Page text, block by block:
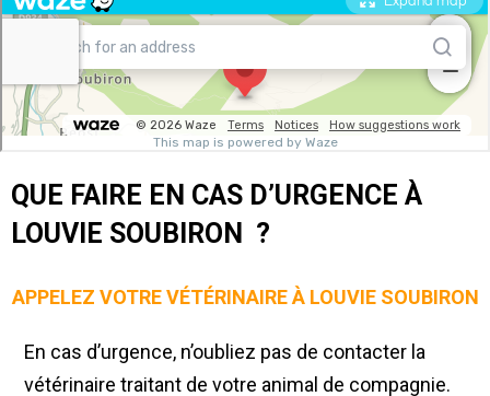
QUE FAIRE EN CAS D’URGENCE À
LOUVIE SOUBIRON ?
APPELEZ VOTRE VÉTÉRINAIRE À LOUVIE SOUBIRON
En cas d’urgence, n’oubliez pas de contacter la
vétérinaire traitant de votre animal de compagnie.